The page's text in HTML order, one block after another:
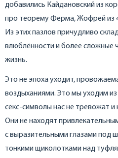
добавились Кайдановский из
про теорему Ферма, Жофрей из
Из этих пазлов причудливо
влюблённости и более сложные
жизнь.
Это не эпоха уходит,
воздыханиями. Это мы уходим
секс-символы нас не тревожат
Они не находят
с выразительными глазами под
тонкими щиколотками над